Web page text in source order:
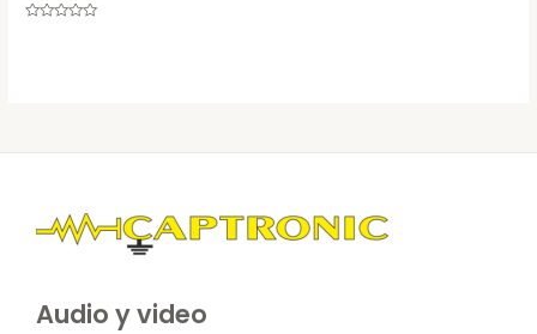
Audio y video